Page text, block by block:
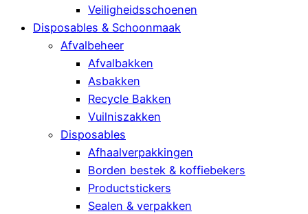
Veiligheidsschoenen
Disposables & Schoonmaak
Afvalbeheer
Afvalbakken
Asbakken
Recycle Bakken
Vuilniszakken
Disposables
Afhaalverpakkingen
Borden bestek & koffiebekers
Productstickers
Sealen & verpakken